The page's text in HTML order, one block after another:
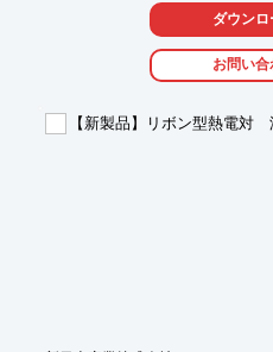
■熱起電力が大きく、特性のバラ
■高温または低温で使用しても、
■耐熱性が高く、高温においても
※詳しくはPDF資料をご覧いた
ダウンロ
お問い合
【新製品】リボン型熱電対